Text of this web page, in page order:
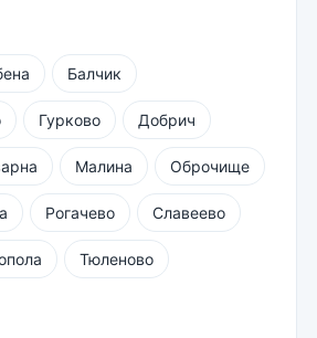
Балчик
Гурково Добрич
Малина Оброчище
Рогачево Славеево
Тюленово